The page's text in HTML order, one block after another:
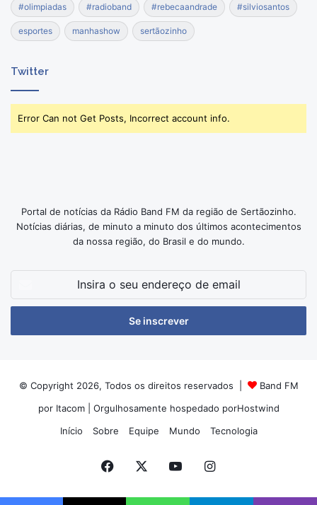
#olimpiadas #radioband #rebecaandrade #silviosantos
esportes manhashow sertãozinho
Twitter
Error Can not Get Posts, Incorrect account info.
Portal de notícias da Rádio Band FM da região de Sertãozinho.
Notícias diárias, de minuto a minuto dos últimos acontecimentos
da nossa região, do Brasil e do mundo.
Insira
seu
de
© Copyright 2026, Todos os direitos reservados |
Band FM
por Itacom| Orgulhosamente hospedado porHostwind
Início
Sobre Equipe Mundo Tecnologia
Facebook YouTubeInstagram